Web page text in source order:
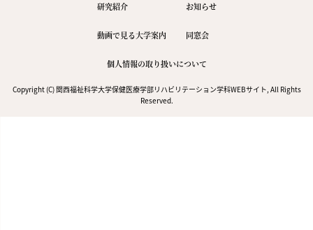
研究紹介
動画で見る大学案内
お知らせ
同窓会
個人情報の取り扱いについて
Copyright (C) 関西福祉科学大学保健医療学部リハビリテーション学科WEBサイト, All Rights
Reserved.